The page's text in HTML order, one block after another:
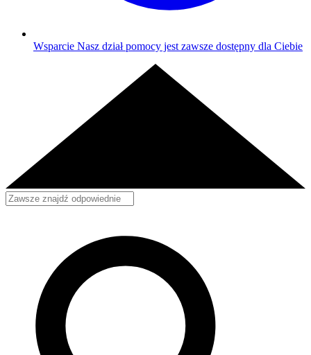
Wsparcie Nasz dział pomocy jest zawsze dostępny dla Ciebie